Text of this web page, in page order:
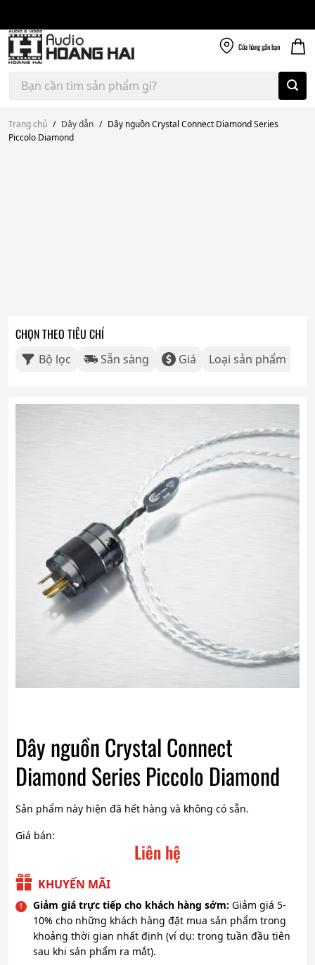
content
Cửa hànggần bạn
Tìm
kiếm:
Trang chủ / Dây dẫn / Dây nguồn Crystal Connect Diamond Series
Piccolo Diamond
CHỌN THEO TIÊU CHÍ
Bộ lọc Sẵn sàng Giá Loại sản phẩm
Dây nguồn Crystal Connect
Diamond Series Piccolo Diamond
Sản phẩm này hiện đã hết hàng và không có sẵn.
Giá bán:
Liên hệ
KHUYẾN MÃI
Giảm giá trực tiếp cho khách hàng sớm: Giảm giá 5-
10% cho những khách hàng đặt mua sản phẩm trong
khoảng thời gian nhất định (ví dụ: trong tuần đầu tiên
sau khi sản phẩm ra mắt).